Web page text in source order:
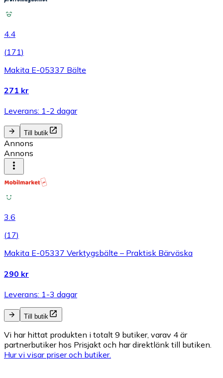
4.4
(171)
Makita E-05337 Bälte
271 kr
Leverans: 1-2 dagar
Till butik
Annons
Annons
3.6
(17)
Makita E-05337 Verktygsbälte – Praktisk Bärväska
290 kr
Leverans: 1-3 dagar
Till butik
Vi har hittat produkten i totalt 9 butiker, varav 4 är
partnerbutiker hos Prisjakt och har direktlänk till butiken.
Hur vi visar priser och butiker.